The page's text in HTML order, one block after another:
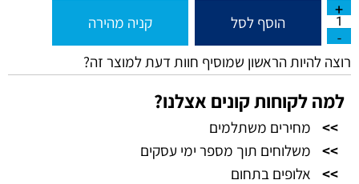
הוסף לסל קניה מהירה
רוצה להיות הראשון שמוסיף חוות דעת למוצר זה?
למה לקוחות קונים אצלנו?
>>
מחירים משתלמים
>>
משלוחים תוך מספר ימי עסקים
>>
אלופים בתחום